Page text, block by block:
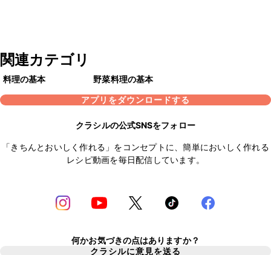
関連カテゴリ
料理の基本
野菜料理の基本
アプリをダウンロードする
クラシルの公式SNSをフォロー
「きちんとおいしく作れる」をコンセプトに、簡単においしく作れる
レシピ動画を毎日配信しています。
何かお気づきの点はありますか？
クラシルに意見を送る